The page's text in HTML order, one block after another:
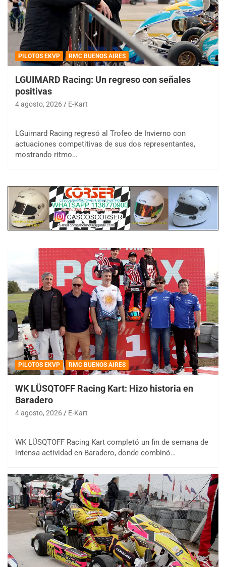
PILOTOS EKVP RMC BUENOS AIRES
LGUIMARD Racing: Un regreso con señales
positivas
4 agosto, 2026 E-Kart
LGuimard Racing regresó al Trofeo de Invierno con
actuaciones competitivas de sus dos representantes,
mostrando ritmo…
PILOTOS EKVP RMC BUENOS AIRES
WK LÜSQTOFF Racing Kart: Hizo historia en
Baradero
4 agosto, 2026 E-Kart
WK LÜSQTOFF Racing Kart completó un fin de semana de
intensa actividad en Baradero, donde combinó…